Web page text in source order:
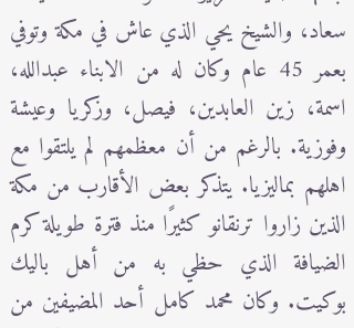
سعاد، والشيخ يحي الذي عاش في مكة وتوفي
بعمر 45 عام وكان له من الابناء عبدالله،
اسمة، زين العابدين، فيصل، وزكريا وعيشة
وفوزية. بالرغم من أن معظمهم لم يلتقوا مع
اهلهم بماليزيا. يتذكر بعض الأقارب من مكة
الذين زاروا ترنقانو كثيرًا منذ فترة طويلة كرم
الضيافة الذي حظي به من أهل باليك
بوكيت. وكان محمد كامل أحد المضيفين من